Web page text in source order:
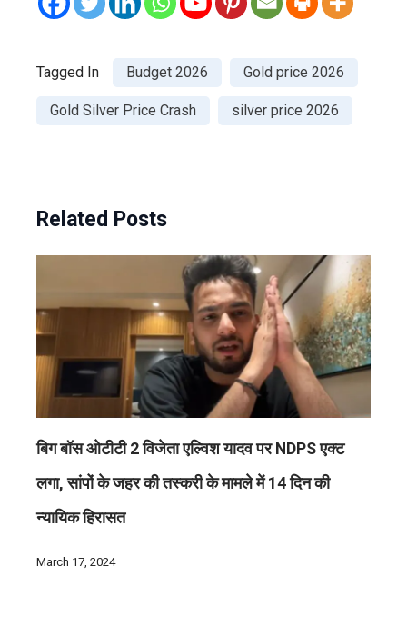
Tagged In Budget 2026 Gold price 2026
Gold Silver Price Crash silver price 2026
Related Posts
बिग बॉस ओटीटी 2 विजेता एल्विश यादव पर NDPS एक्ट
लगा, सांपों के जहर की तस्करी के मामले में 14 दिन की
न्यायिक हिरासत
March 17, 2024